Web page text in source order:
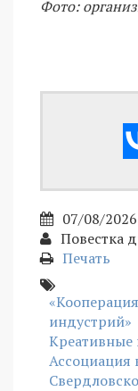
Фото:
07/08/
Повестка
Печать
индустрий»
Креативные
Ассоциация